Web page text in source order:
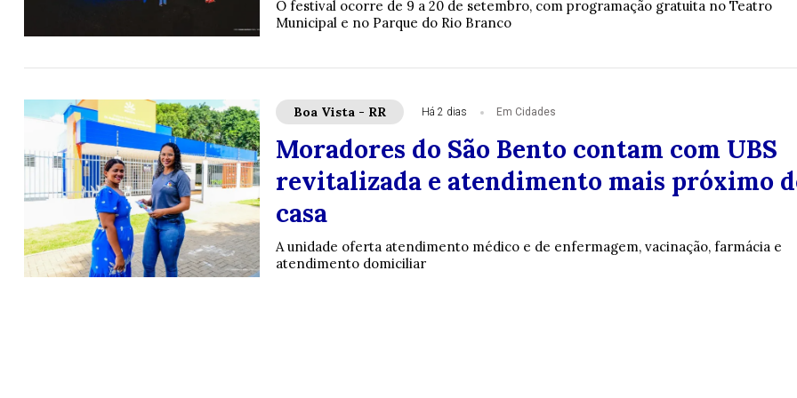
O festival ocorre de 9 a 20 de setembro, com programação gratuita no Teatro
Municipal e no Parque do Rio Branco
Boa Vista - RR Há 2 dias Em Cidades
Moradores do São Bento contam com UBS
revitalizada e atendimento mais próximo
casa
A unidade oferta atendimento médico e de enfermagem, vacinação, farmácia e
atendimento domiciliar